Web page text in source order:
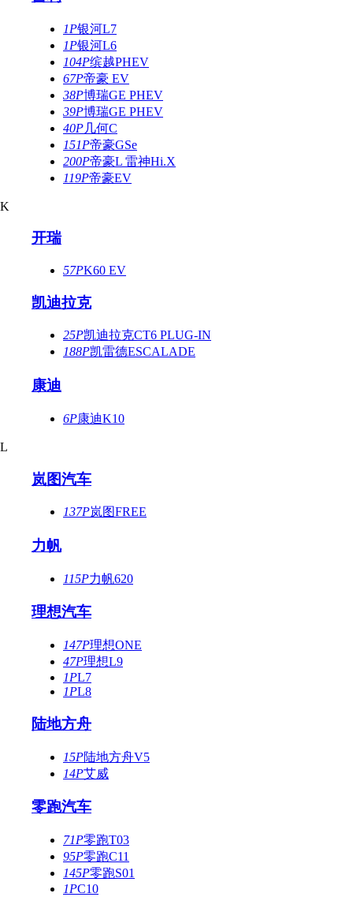
1P银河L7
1P银河L6
104P缤越PHEV
67P帝豪 EV
38P博瑞GE PHEV
39P博瑞GE PHEV
40P几何C
151P帝豪GSe
200P帝豪L 雷神Hi.X
119P帝豪EV
K
开瑞
57PK60 EV
凯迪拉克
25P凯迪拉克CT6 PLUG-IN
188P凯雷德ESCALADE
康迪
6P康迪K10
L
岚图汽车
137P岚图FREE
力帆
115P力帆620
理想汽车
147P理想ONE
47P理想L9
1PL7
1PL8
陆地方舟
15P陆地方舟V5
14P艾威
零跑汽车
71P零跑T03
95P零跑C11
145P零跑S01
1PC10